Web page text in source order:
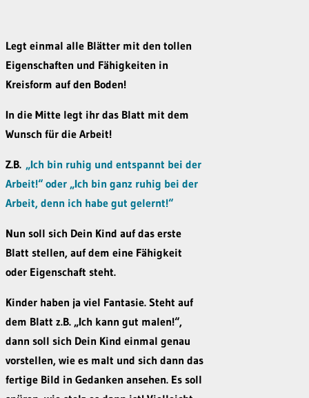
Legt einmal alle Blätter mit den tollen
Eigenschaften und Fähigkeiten in
Kreisform auf den Boden!
In die Mitte legt ihr das Blatt mit dem
Wunsch für die Arbeit!
Z.B. „Ich bin ruhig und entspannt bei der
Arbeit!“ oder „Ich bin ganz ruhig bei der
Arbeit, denn ich habe gut gelernt!“
Nun soll sich Dein Kind auf das erste
Blatt stellen, auf dem eine Fähigkeit
oder Eigenschaft steht.
Kinder haben ja viel Fantasie. Steht auf
dem Blatt z.B. „Ich kann gut malen!“,
dann soll sich Dein Kind einmal genau
vorstellen, wie es malt und sich dann das
fertige Bild in Gedanken ansehen. Es soll